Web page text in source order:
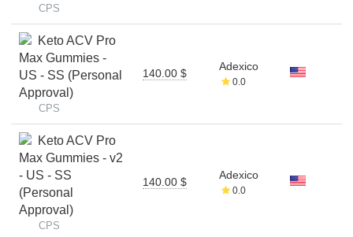
CPS
Keto ACV Pro
Max Gummies -
US - SS (Personal
Approval)
CPS
140.00 $
Adexico
0.0
Keto ACV Pro
Max Gummies - v2
- US - SS
(Personal
Approval)
CPS
140.00 $
Adexico
0.0